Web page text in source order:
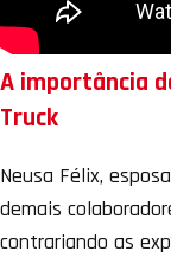
A importância
Truck
Neusa Félix,
demais
contrariando as